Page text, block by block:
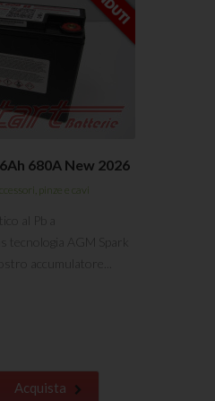
680A New 2026
pinze e cavi
al Pb a
tecnologia AGM Spark
accumulatore...
Acquista